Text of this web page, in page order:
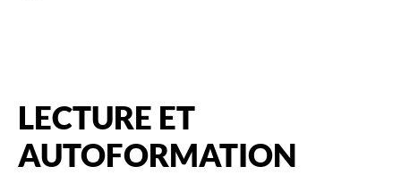
LECTURE ET
AUTOFORMATION